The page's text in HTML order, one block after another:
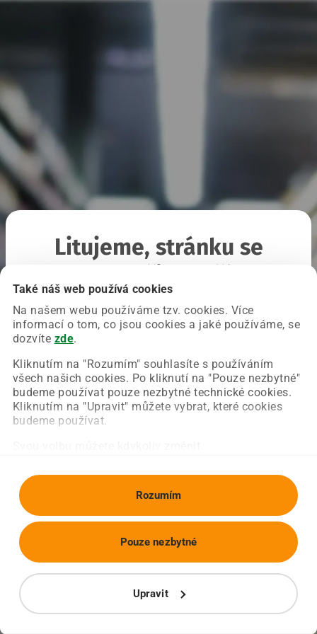
Také náš web používá cookies
Na našem webu používáme tzv. cookies. Více
informací o tom, co jsou cookies a jaké používáme, se
dozvíte zde.
Kliknutím na "Rozumím" souhlasíte s používáním
všech našich cookies. Po kliknutí na "Pouze nezbytné"
budeme používat pouze nezbytné technické cookies.
Kliknutím na "Upravit" můžete vybrat, které cookies
budeme používat.
Rozumím
Upravit
Pouze nezbytné
Litujeme, stránku se
Chyba nastala na naší straně a už ji opravujeme.
Zkuste prosím znovu načíst požadovanou stránku.
Obnovit stránku Úvodní strana